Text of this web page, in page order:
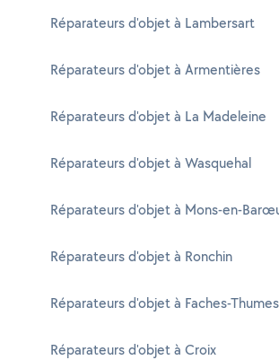
Réparateurs d'objet à Lambersart
Réparateurs d'objet à Armentières
Réparateurs d'objet à La Madeleine
Réparateurs d'objet à Wasquehal
Réparateurs d'objet à Mons-en-
Réparateurs d'objet à Ronchin
Réparateurs d'objet à Faches-
Réparateurs d'objet à Croix